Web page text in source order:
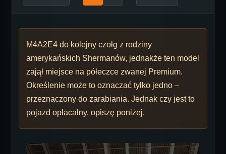
M4A2E4 do kolejny czołg z rodziny
amerykańskich Shermanów, jednakże ten model
zajął miejsce na półeczce zwanej Premium.
Określenie może to oznaczać tylko jedno –
przeznaczony do zarabiania. Jednak czy jest to
pojazd opłacalny, opiszę poniżej.